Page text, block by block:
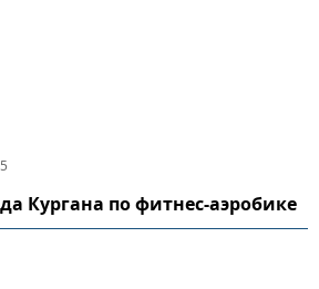
Кургана по фитнес-аэробике